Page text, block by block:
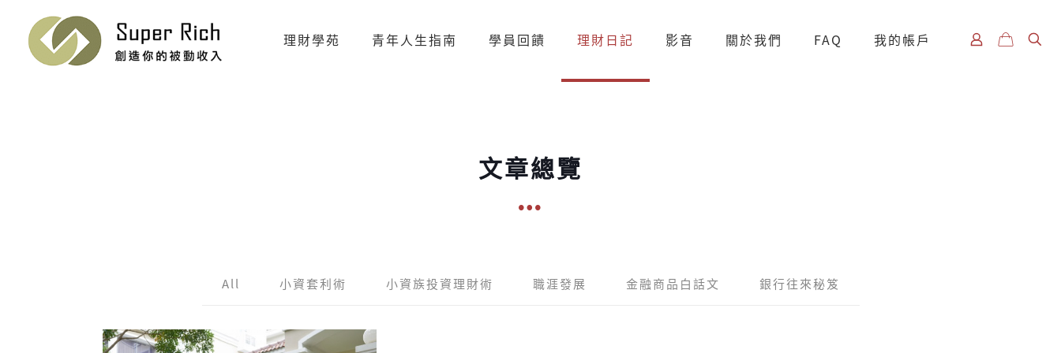
理財學苑 青年人生指南 學員回饋 理財日記 影音 關於我們 FAQ 我的帳戶
文章總覽
All 小資套利術 小資族投資理財術 職涯發展 金融商品白話文 銀行往來秘笈